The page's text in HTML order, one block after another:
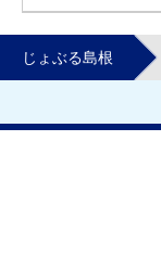
じょぶる島根